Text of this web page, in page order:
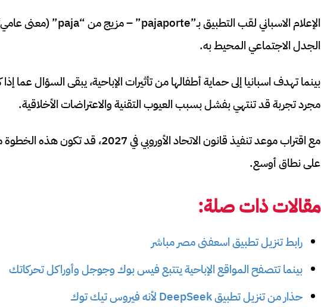
الجدل الاجتماعي المحيط به.
بينما تهدف اسبانيا إلى حماية أطفالها من تأثيرات الإباحية، يبقى السؤال عما
مجرد تجربة قد تنتهي بفشل بسبب العيوب التقنية والاعتراضات الأخلاقية.
مع اقتراب موعد تنفيذ قانون الاتحاد
على نطاق أوسع.
مقالات ذات صلة:
رابط تنزيل تطبيق اسعفنى مصر مباشر
بينما تتصفح المواقع الإباحية يتتبع فيس بوك وجوجل وأوراكل تحركاتك
حذار من تنزيل تطبيق DeepSeek لأنه فيروس تيك توك